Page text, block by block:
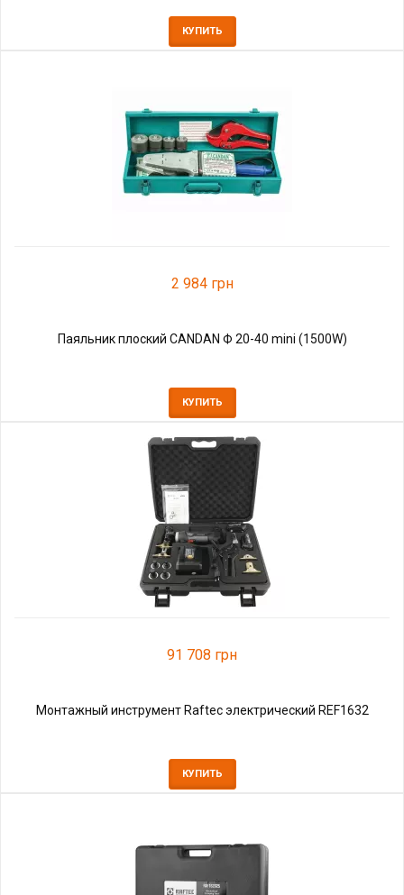
КУПИТЬ
2 984 грн
Паяльник плоский CANDAN Ф 20-40 mini (1500W)
КУПИТЬ
91 708 грн
Монтажный инструмент Raftec электрический REF1632
КУПИТЬ